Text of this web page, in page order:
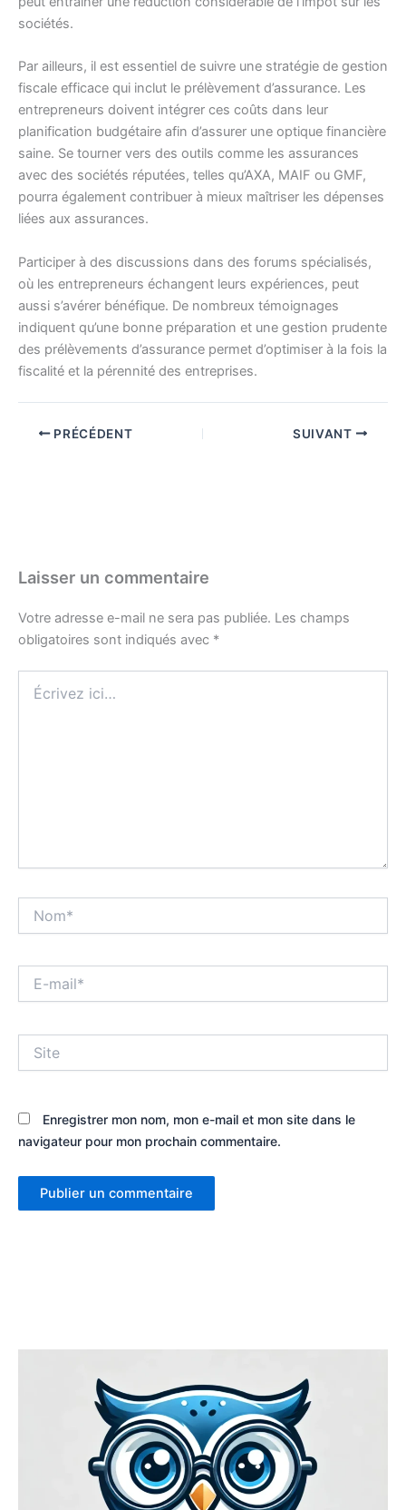
sociétés.
Par ailleurs, il est essentiel de suivre une stratégie de gestion
fiscale efficace qui inclut le prélèvement d’assurance. Les
entrepreneurs doivent intégrer ces coûts dans leur
planification budgétaire afin d’assurer une optique financière
saine. Se tourner vers des outils comme les assurances
avec des sociétés réputées, telles qu’AXA, MAIF ou GMF,
pourra également contribuer à mieux maîtriser les dépenses
liées aux assurances.
Participer à des discussions dans des forums spécialisés,
où les entrepreneurs échangent leurs expériences, peut
aussi s’avérer bénéfique. De nombreux témoignages
indiquent qu’une bonne préparation et une gestion prudente
des prélèvements d’assurance permet d’optimiser à la fois la
fiscalité et la pérennité des entreprises.
PRÉCÉDENT SUIVANT
Laisser un commentaire
Votre adresse e-mail ne sera pas publiée. Les champs
obligatoires sont indiqués avec *
ici…
mail*
Enregistrer mon nom, mon e-mail et mon site dans le
navigateur pour mon prochain commentaire.